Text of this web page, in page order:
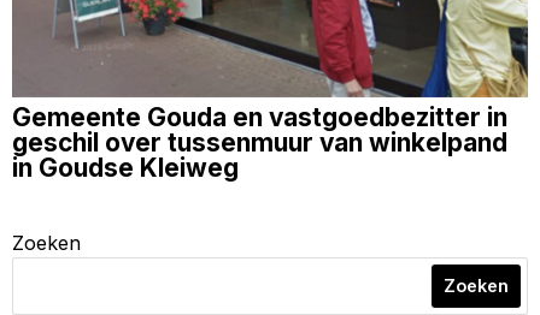
Gemeente Gouda en vastgoedbezitter in
geschil over tussenmuur van winkelpand
in Goudse Kleiweg
Zoeken
Zoeken